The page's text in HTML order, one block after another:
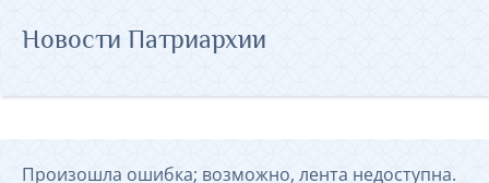
Новости Патриархии
Произошла ошибка; возможно, лента недоступна.